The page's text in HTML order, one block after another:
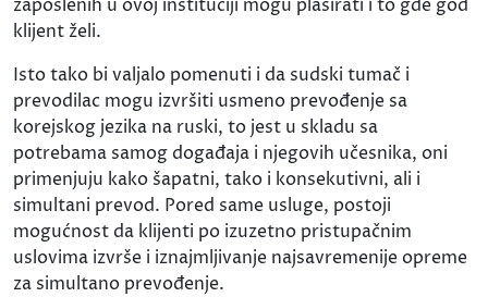
zaposlenih u ovoj instituciji mogu plasirati i to gde god
klijent želi.
Isto tako bi valjalo pomenuti i da sudski tumač i
prevodilac mogu izvršiti usmeno prevođenje sa
korejskog jezika na ruski, to jest u skladu sa
potrebama samog događaja i njegovih učesnika, oni
primenjuju kako šapatni, tako i konsekutivni, ali i
simultani prevod. Pored same usluge, postoji
mogućnost da klijenti po izuzetno pristupačnim
uslovima izvrše i iznajmljivanje najsavremenije opreme
za simultano prevođenje.